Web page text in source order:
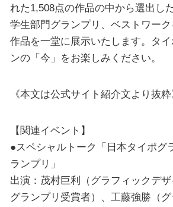
れた1,508点の作品の中から選出し
学生部門グランプリ、ベストワー
作品を一堂に展示いたします。タ
ンの「今」をお楽しみください。
《本文は公式サイト紹介文より抜粋
【関連イベント】
●スペシャルトーク「日本タイポグ
ランプリ」
出演：茂村巨利（グラフィックデ
グランプリ受賞者）、工藤強勝（